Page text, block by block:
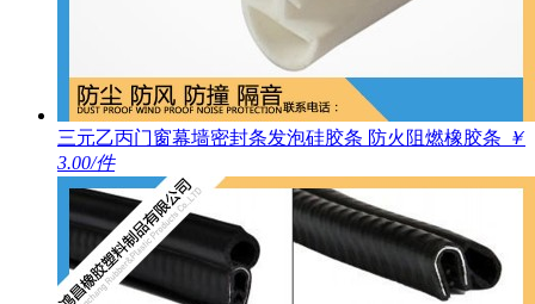
三元乙丙门窗幕墙密封条发泡硅胶条 防火阻燃橡胶条 ￥
3.00/件